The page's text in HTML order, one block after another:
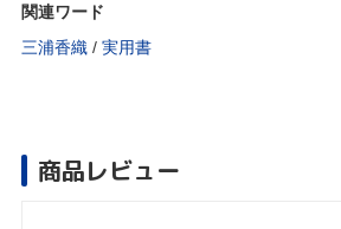
関連ワード
三浦香織 / 実用書
商品レビュー